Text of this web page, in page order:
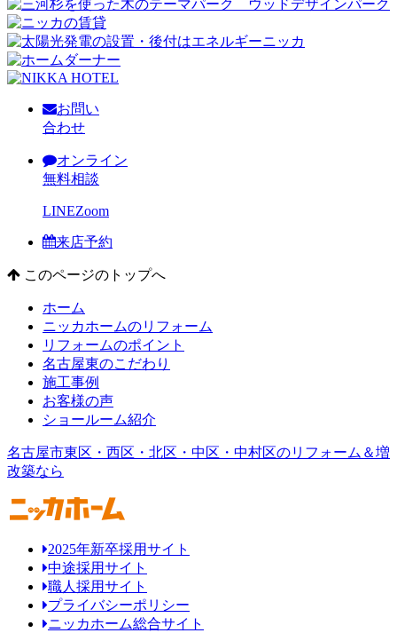
お問い
合わせ
オンライン
無料相談
LINEZoom
来店予約
このページのトップへ
ホーム
ニッカホームのリフォーム
リフォームのポイント
名古屋東のこだわり
施工事例
お客様の声
ショールーム紹介
名古屋市東区・西区・北区・中区・中村区のリフォーム＆増
改築なら
2025年新卒採用サイト
中途採用サイト
職人採用サイト
プライバシーポリシー
ニッカホーム総合サイト